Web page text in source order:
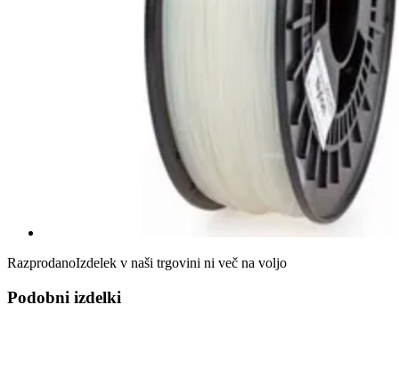
RazprodanoIzdelek v naši trgovini ni več na voljo
Podobni izdelki